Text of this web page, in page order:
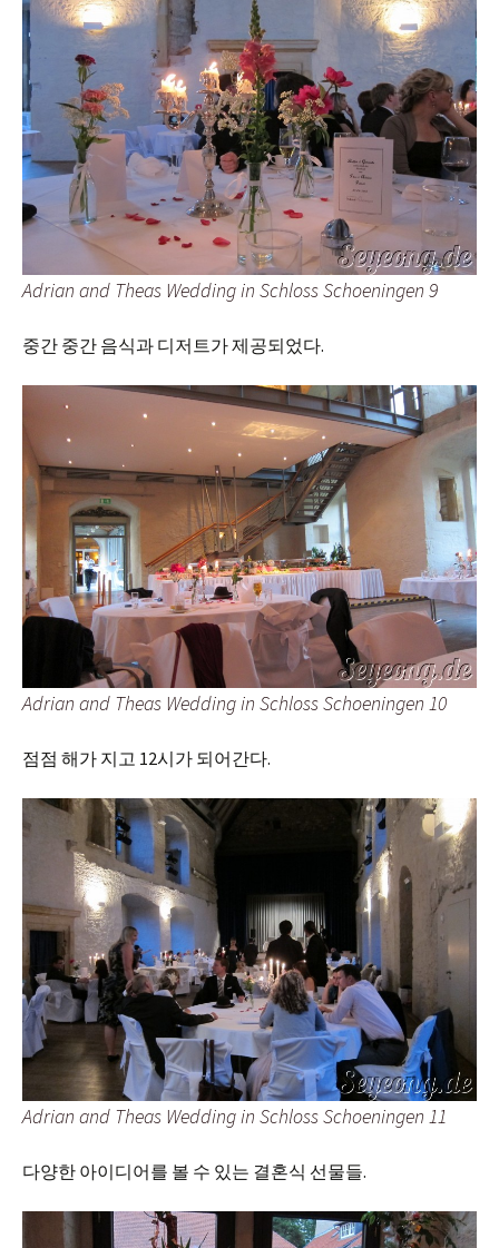
Adrian and Theas Wedding in Schloss Schoeningen 9
중간 중간 음식과 디저트가 제공되었다.
Adrian and Theas Wedding in Schloss Schoeningen 10
점점 해가 지고 12시가 되어간다.
Adrian and Theas Wedding in Schloss Schoeningen 11
다양한 아이디어를 볼 수 있는 결혼식 선물들.